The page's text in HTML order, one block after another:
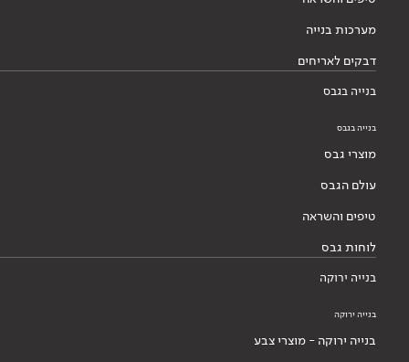
מערכות בנייה
דבקים לאריחים
בנייה בגבס
בנייה בגבס
מוצרי גבס
עולם הגבס
טיפים והשראה
לוחות גבס
בנייה ירוקה
בנייה ירוקה
בנייה ירוקה - מוצרי צבע